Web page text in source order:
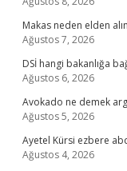
Makas neden elden
Ağustos 7, 2026
DSİ hangi bakanlığa
Ağustos 6, 2026
Avokado ne demek
Ağustos 5, 2026
Ayetel Kürsi ezbere
Ağustos 4, 2026